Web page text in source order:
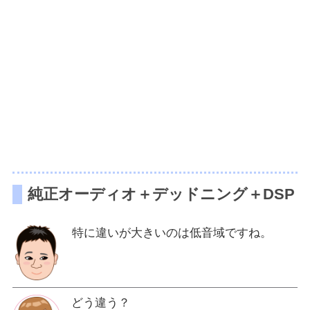
純正オーディオ＋デッドニング＋DSP
特に違いが大きいのは低音域ですね。
どう違う？